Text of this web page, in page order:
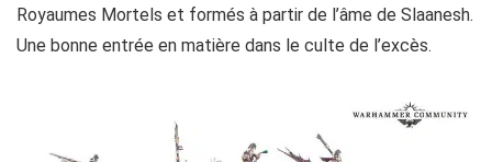
Royaumes Mortels et formés à partir de l’âme de Slaanesh.
Une bonne entrée en matière dans le culte de l’excès.